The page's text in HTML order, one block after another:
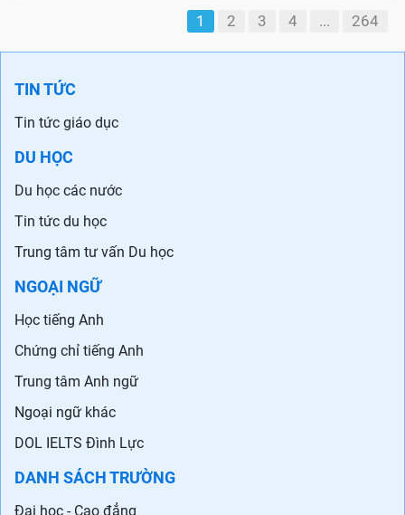
1 2 3 4 ... 264
TIN TỨC
Tin tức giáo dục
DU HỌC
Du học các nước
Tin tức du học
Trung tâm tư vấn Du học
NGOẠI NGỮ
Học tiếng Anh
Chứng chỉ tiếng Anh
Trung tâm Anh ngữ
Ngoại ngữ khác
DOL IELTS Đình Lực
DANH SÁCH TRƯỜNG
Đại học - Cao đẳng